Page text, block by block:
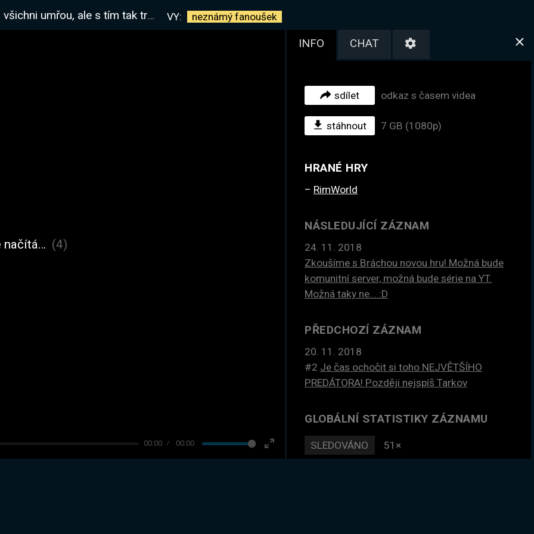
ale s tím tak trochu počítáme:) VY: neznámý fanoušek
00:00 00:00
Enter
načítá… (4)
INFO CHAT
sdílet odkaz s časem videa
stáhnout 7 GB (1080p)
HRANÉ HRY
RimWorld
NÁSLEDUJÍCÍ ZÁZNAM
24. 11. 2018
Zkoušíme s Bráchou novou hru! Možná bude
komunitní server, možná bude série na YT.
Možná taky ne... :D
PŘEDCHOZÍ ZÁZNAM
20. 11. 2018
#2 Je čas ochočit si toho NEJVĚTŠÍHO
PREDÁTORA! Později nejspíš Tarkov
GLOBÁLNÍ STATISTIKY ZÁZNAMU
SLEDOVÁNO 51×